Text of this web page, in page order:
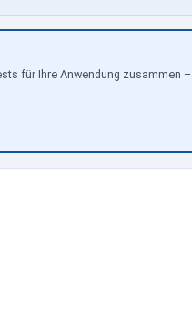
für Ihre Anwendung zusammen –